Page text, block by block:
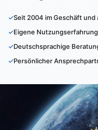
Seit 2004 im Geschäft
Eigene Nutzungserfahrung
Deutschsprachige
Persönlicher